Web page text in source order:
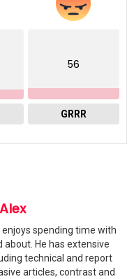
56
GRRR
Alex
spending time with
He has extensive
technical and report
articles, contrast and